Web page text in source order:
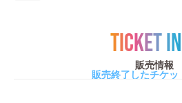
TICKET
販売情報
販売終了したチケッ